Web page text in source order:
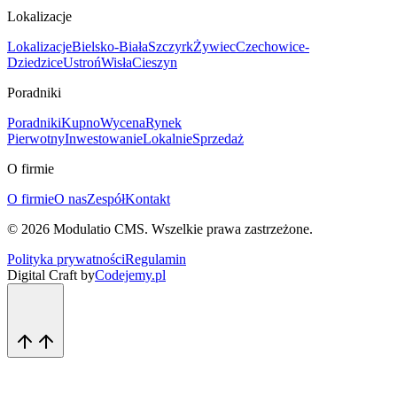
Lokalizacje
LokalizacjeBielsko-BiałaSzczyrkŻywiecCzechowice-
DziedziceUstrońWisłaCieszyn
Poradniki
PoradnikiKupnoWycenaRynek
PierwotnyInwestowanieLokalnieSprzedaż
O firmie
O firmieO nasZespółKontakt
© 2026 Modulatio CMS. Wszelkie prawa zastrzeżone.
Polityka prywatnościRegulamin
Digital Craft byCodejemy.pl